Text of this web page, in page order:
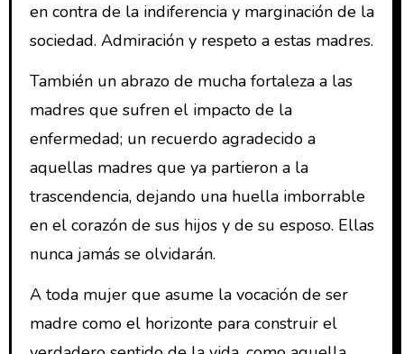
en contra de la indiferencia y marginación de la
sociedad. Admiración y respeto a estas madres.
También un abrazo de mucha fortaleza a las
madres que sufren el impacto de la
enfermedad; un recuerdo agradecido a
aquellas madres que ya partieron a la
trascendencia, dejando una huella imborrable
en el corazón de sus hijos y de su esposo. Ellas
nunca jamás se olvidarán.
A toda mujer que asume la vocación de ser
madre como el horizonte para construir el